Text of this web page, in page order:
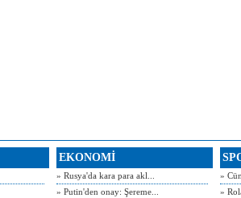
EKONOMİ
» Rusya'da kara para akl...
» Putin'den onay: Şereme...
»
»